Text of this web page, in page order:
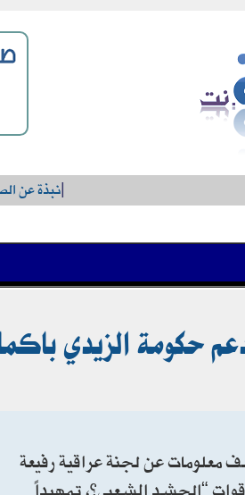
|نبذة عن
حكومة الزيدي
عن لجنة عراقية رفيعة